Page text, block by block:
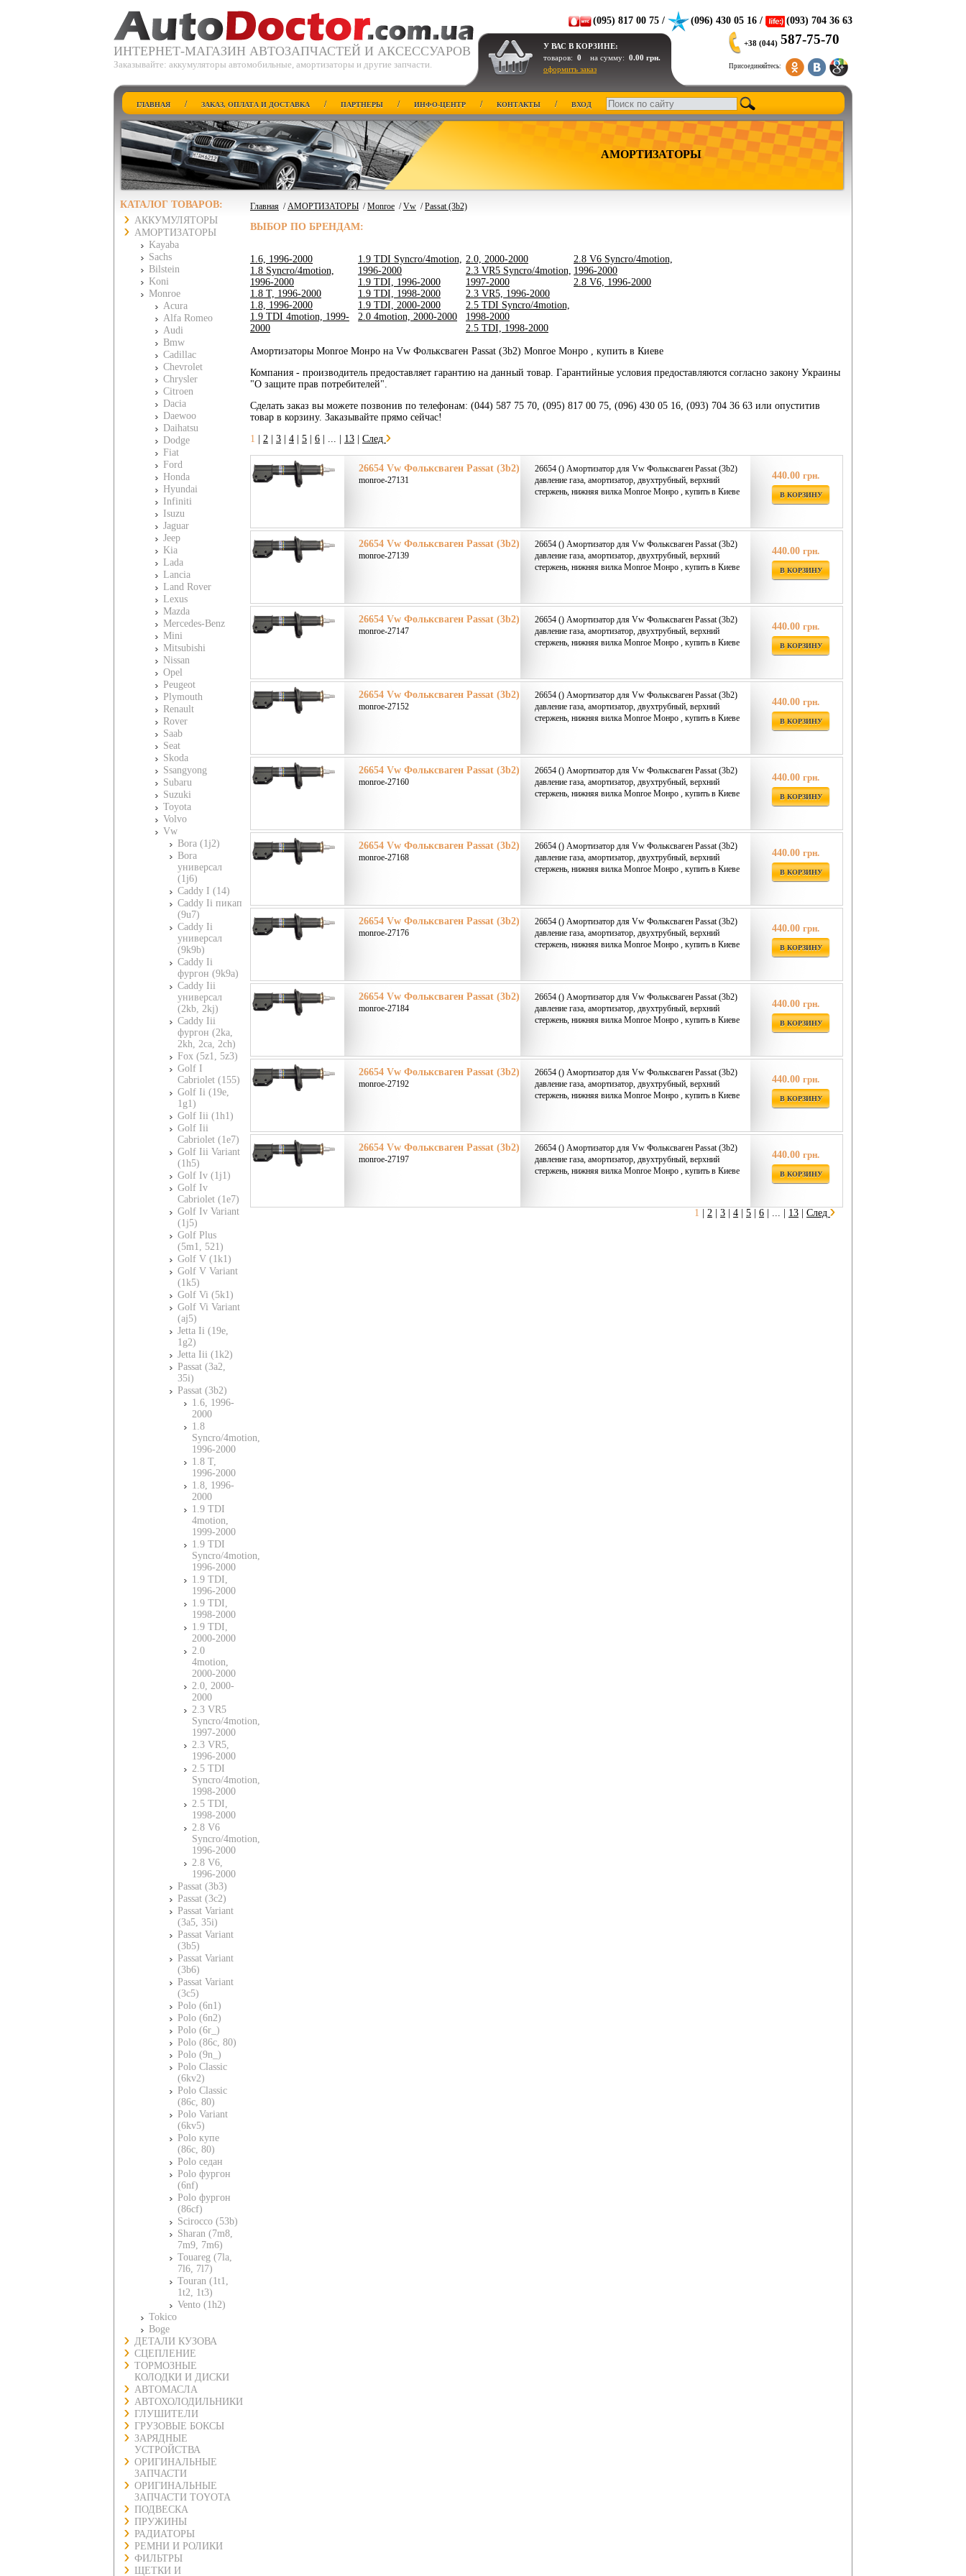
ИНТЕРНЕТ-МАГАЗИН АВТОЗАПЧАСТЕЙ И АКСЕССУАРОВ
Заказывайте: аккумуляторы автомобильные, амортизаторы и другие запчасти.
(095) 817 00 75 / (096) 430 05 16 / (093) 704 36 63
У ВАС В КОРЗИНЕ:
товаров: 0 на сумму: 0.00 грн.
оформить заказ
+38 (044) 587-75-70
Присоединяйтесь:
ГЛАВНАЯ / ЗАКАЗ, ОПЛАТА И ДОСТАВКА / ПАРТНЕРЫ / ИНФО-ЦЕНТР / КОНТАКТЫ / ВХОД
АМОРТИЗАТОРЫ
КАТАЛОГ ТОВАРОВ:
АККУМУЛЯТОРЫ
АМОРТИЗАТОРЫ
Kayaba
Sachs
Bilstein
Koni
Monroe
Acura
Alfa Romeo
Audi
Bmw
Cadillac
Chevrolet
Chrysler
Citroen
Dacia
Daewoo
Daihatsu
Dodge
Fiat
Ford
Honda
Hyundai
Infiniti
Isuzu
Jaguar
Jeep
Kia
Lada
Lancia
Land Rover
Lexus
Mazda
Mercedes-Benz
Mini
Mitsubishi
Nissan
Opel
Peugeot
Plymouth
Renault
Rover
Saab
Seat
Skoda
Ssangyong
Subaru
Suzuki
Toyota
Volvo
Vw
Bora (1j2)
Bora
универсал
(1j6)
Caddy I (14)
Caddy Ii пикап
(9u7)
Caddy Ii
универсал
(9k9b)
Caddy Ii
фургон (9k9a)
Caddy Iii
универсал
(2kb, 2kj)
Caddy Iii
фургон (2ka,
2kh, 2ca, 2ch)
Fox (5z1, 5z3)
Golf I
Cabriolet (155)
Golf Ii (19e,
1g1)
Golf Iii (1h1)
Golf Iii
Cabriolet (1e7)
Golf Iii Variant
(1h5)
Golf Iv (1j1)
Golf Iv
Cabriolet (1e7)
Golf Iv Variant
(1j5)
Golf Plus
(5m1, 521)
Golf V (1k1)
Golf V Variant
(1k5)
Golf Vi (5k1)
Golf Vi Variant
(aj5)
Jetta Ii (19e,
1g2)
Jetta Iii (1k2)
Passat (3a2,
35i)
Passat (3b2)
1.6, 1996-
2000
1.8
Syncro/4motion,
1996-2000
1.8 T,
1996-2000
1.8, 1996-
2000
1.9 TDI
4motion,
1999-2000
1.9 TDI
Syncro/4motion,
1996-2000
1.9 TDI,
1996-2000
1.9 TDI,
1998-2000
1.9 TDI,
2000-2000
2.0
4motion,
2000-2000
2.0, 2000-
2000
2.3 VR5
Syncro/4motion,
1997-2000
2.3 VR5,
1996-2000
2.5 TDI
Syncro/4motion,
1998-2000
2.5 TDI,
1998-2000
2.8 V6
Syncro/4motion,
1996-2000
2.8 V6,
1996-2000
Passat (3b3)
Passat (3c2)
Passat Variant
(3a5, 35i)
Passat Variant
(3b5)
Passat Variant
(3b6)
Passat Variant
(3c5)
Polo (6n1)
Polo (6n2)
Polo (6r_)
Polo (86c, 80)
Polo (9n_)
Polo Classic
(6kv2)
Polo Classic
(86c, 80)
Polo Variant
(6kv5)
Polo купе
(86c, 80)
Polo седан
Polo фургон
(6nf)
Polo фургон
(86cf)
Scirocco (53b)
Sharan (7m8,
7m9, 7m6)
Touareg (7la,
7l6, 7l7)
Touran (1t1,
1t2, 1t3)
Vento (1h2)
Tokico
Boge
ДЕТАЛИ КУЗОВА
СЦЕПЛЕНИЕ
ТОРМОЗНЫЕ
КОЛОДКИ И ДИСКИ
АВТОМАСЛА
АВТОХОЛОДИЛЬНИКИ
ГЛУШИТЕЛИ
ГРУЗОВЫЕ БОКСЫ
ЗАРЯДНЫЕ
УСТРОЙСТВА
ОРИГИНАЛЬНЫЕ
ЗАПЧАСТИ
ОРИГИНАЛЬНЫЕ
ЗАПЧАСТИ TOYOTA
ПОДВЕСКА
ПРУЖИНЫ
РАДИАТОРЫ
РЕМНИ И РОЛИКИ
ФИЛЬТРЫ
ЩЕТКИ И
Главная /АМОРТИЗАТОРЫ /Monroe /Vw /Passat (3b2)
ВЫБОР ПО БРЕНДАМ:
1.6, 1996-2000
1.8 Syncro/4motion,
1996-2000
1.8 T, 1996-2000
1.8, 1996-2000
1.9 TDI 4motion, 1999-
2000
1.9 TDI Syncro/4motion,
1996-2000
1.9 TDI, 1996-2000
1.9 TDI, 1998-2000
1.9 TDI, 2000-2000
2.0 4motion, 2000-2000
2.0, 2000-2000
2.3 VR5 Syncro/4motion,
1997-2000
2.3 VR5, 1996-2000
2.5 TDI Syncro/4motion,
1998-2000
2.5 TDI, 1998-2000
2.8 V6 Syncro/4motion,
1996-2000
2.8 V6, 1996-2000
Амортизаторы Monroe Монро на Vw Фольксваген Passat (3b2) Monroe Монро , купить в Киеве
Компания - производитель предоставляет гарантию на данный товар. Гарантийные условия предоставляются согласно закону Украины
"О защите прав потребителей".
Сделать заказ вы можете позвонив по телефонам: (044) 587 75 70, (095) 817 00 75, (096) 430 05 16, (093) 704 36 63 или опуститив
товар в корзину. Заказывайте прямо сейчас!
1
2 3 4 5 6 ... | 13 След
26654 Vw Фольксваген Passat (3b2)
monroe-27131
26654 () Амортизатор для Vw Фольксваген Passat (3b2)
давление газа, амортизатор, двухтрубный, верхний
стержень, нижняя вилка Monroe Монро , купить в Киеве
440.00 грн.
В КОРЗИНУ
26654 Vw Фольксваген Passat (3b2)
monroe-27139
26654 () Амортизатор для Vw Фольксваген Passat (3b2)
давление газа, амортизатор, двухтрубный, верхний
стержень, нижняя вилка Monroe Монро , купить в Киеве
440.00 грн.
В КОРЗИНУ
26654 Vw Фольксваген Passat (3b2)
monroe-27147
26654 () Амортизатор для Vw Фольксваген Passat (3b2)
давление газа, амортизатор, двухтрубный, верхний
стержень, нижняя вилка Monroe Монро , купить в Киеве
440.00 грн.
В КОРЗИНУ
26654 Vw Фольксваген Passat (3b2)
monroe-27152
26654 () Амортизатор для Vw Фольксваген Passat (3b2)
давление газа, амортизатор, двухтрубный, верхний
стержень, нижняя вилка Monroe Монро , купить в Киеве
440.00 грн.
В КОРЗИНУ
26654 Vw Фольксваген Passat (3b2)
monroe-27160
26654 () Амортизатор для Vw Фольксваген Passat (3b2)
давление газа, амортизатор, двухтрубный, верхний
стержень, нижняя вилка Monroe Монро , купить в Киеве
440.00 грн.
В КОРЗИНУ
26654 Vw Фольксваген Passat (3b2)
monroe-27168
26654 () Амортизатор для Vw Фольксваген Passat (3b2)
давление газа, амортизатор, двухтрубный, верхний
стержень, нижняя вилка Monroe Монро , купить в Киеве
440.00 грн.
В КОРЗИНУ
26654 Vw Фольксваген Passat (3b2)
monroe-27176
26654 () Амортизатор для Vw Фольксваген Passat (3b2)
давление газа, амортизатор, двухтрубный, верхний
стержень, нижняя вилка Monroe Монро , купить в Киеве
440.00 грн.
В КОРЗИНУ
26654 Vw Фольксваген Passat (3b2)
monroe-27184
26654 () Амортизатор для Vw Фольксваген Passat (3b2)
давление газа, амортизатор, двухтрубный, верхний
стержень, нижняя вилка Monroe Монро , купить в Киеве
440.00 грн.
В КОРЗИНУ
26654 Vw Фольксваген Passat (3b2)
monroe-27192
26654 () Амортизатор для Vw Фольксваген Passat (3b2)
давление газа, амортизатор, двухтрубный, верхний
стержень, нижняя вилка Monroe Монро , купить в Киеве
440.00 грн.
В КОРЗИНУ
26654 Vw Фольксваген Passat (3b2)
monroe-27197
26654 () Амортизатор для Vw Фольксваген Passat (3b2)
давление газа, амортизатор, двухтрубный, верхний
стержень, нижняя вилка Monroe Монро , купить в Киеве
440.00 грн.
В КОРЗИНУ
1 2 3 4 5 6 ... | 13 След